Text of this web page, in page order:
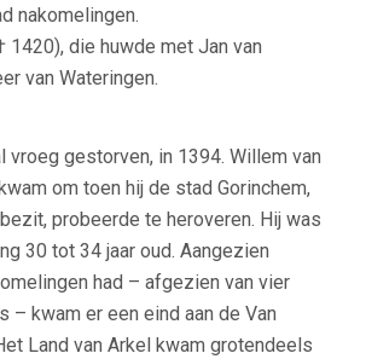
nakomelingen.
1420), die huwde met Jan van
van Wateringen.
vroeg gestorven, in 1394. Willem van
om toen hij de stad Gorinchem,
probeerde te heroveren. Hij was
30 tot 34 jaar oud. Aangezien
had – afgezien van vier
– kwam er een eind aan de Van
Land van Arkel kwam grotendeels